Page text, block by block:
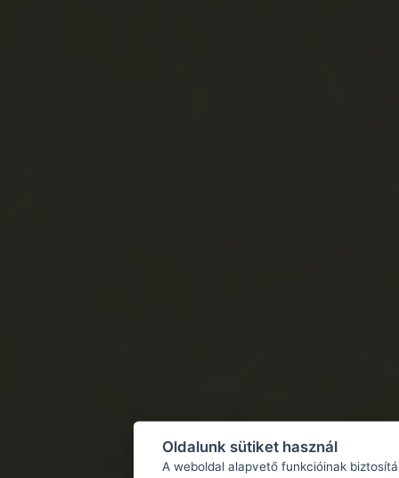
Oldalunk sütiket használ
A weboldal alapvető funkcióinak